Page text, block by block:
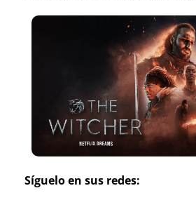
Síguelo en sus redes: